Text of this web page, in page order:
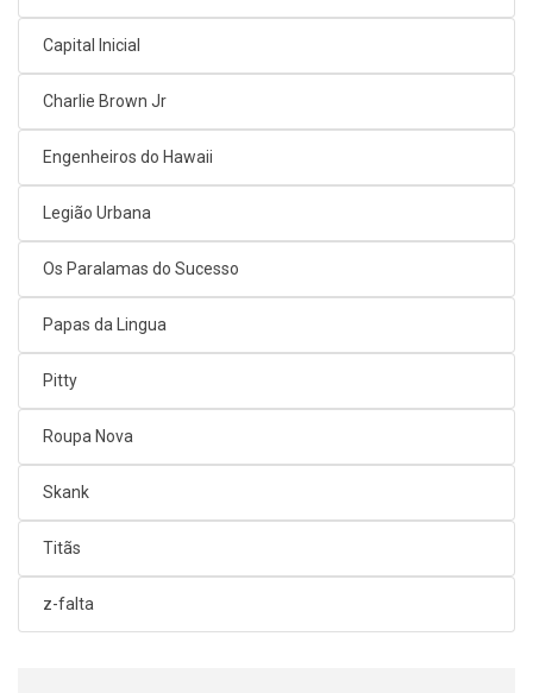
Capital Inicial
Charlie Brown Jr
Engenheiros do Hawaii
Legião Urbana
Os Paralamas do Sucesso
Papas da Lingua
Pitty
Roupa Nova
Skank
Titãs
z-falta